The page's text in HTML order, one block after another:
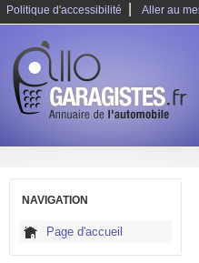
Politique d'accessibilité Aller au
NAVIGATION
Page d'accueil